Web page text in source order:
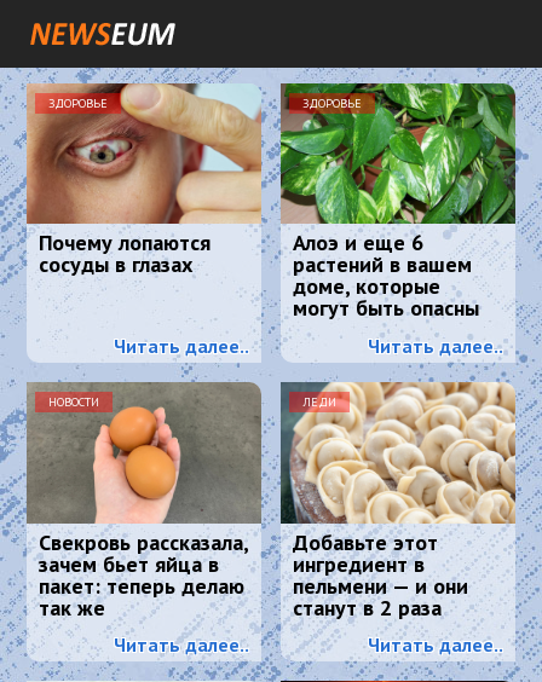
ЗДОРОВЬЕ
Почему лопаются
сосуды в глазах
Читать далее..
ЗДОРОВЬЕ
Алоэ и еще 6
растений в вашем
доме, которые
могут быть опасны
для вашего
здоровьяЧитать далее..
НОВОСТИ
Свекровь рассказала,
зачем бьет яйца в
пакет: теперь делаю
так же
Читать далее..
ЛЕДИ
Добавьте этот
ингредиент в
пельмени — и они
станут в 2 раза
сочнее и вкуснее:
понравится всем
Читать далее..